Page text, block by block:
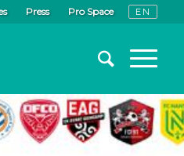
Press Pro Space